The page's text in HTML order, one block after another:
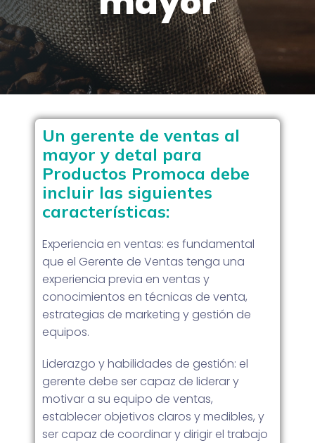
Un gerente de ventas al
mayor y detal para
Productos Promoca debe
incluir las siguientes
características:
Experiencia en ventas: es fundamental
que el Gerente de Ventas tenga una
experiencia previa en ventas y
conocimientos en técnicas de venta,
estrategias de marketing y gestión de
equipos.
Liderazgo y habilidades de gestión: el
gerente debe ser capaz de liderar y
motivar a su equipo de ventas,
establecer objetivos claros y medibles, y
ser capaz de coordinar y dirigir el trabajo